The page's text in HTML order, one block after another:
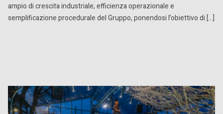
ampio di crescita industriale, efficienza operazionale e
semplificazione procedurale del Gruppo, ponendosi l’obiettivo di […]